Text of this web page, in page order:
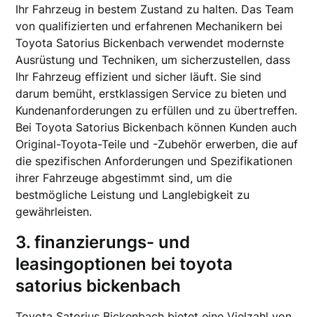
Ihr Fahrzeug in bestem Zustand zu halten. Das Team
von qualifizierten und erfahrenen Mechanikern bei
Toyota Satorius Bickenbach verwendet modernste
Ausrüstung und Techniken, um sicherzustellen, dass
Ihr Fahrzeug effizient und sicher läuft. Sie sind
darum bemüht, erstklassigen Service zu bieten und
Kundenanforderungen zu erfüllen und zu übertreffen.
Bei Toyota Satorius Bickenbach können Kunden auch
Original-Toyota-Teile und -Zubehör erwerben, die auf
die spezifischen Anforderungen und Spezifikationen
ihrer Fahrzeuge abgestimmt sind, um die
bestmögliche Leistung und Langlebigkeit zu
gewährleisten.
3. finanzierungs- und
leasingoptionen bei toyota
satorius bickenbach